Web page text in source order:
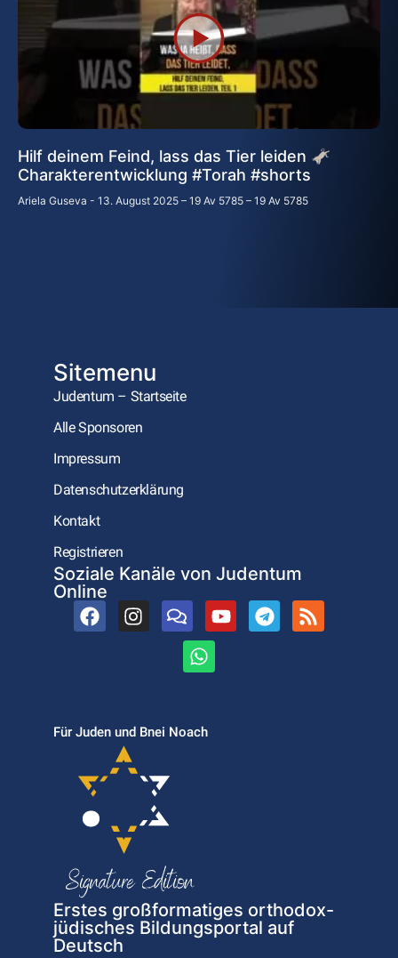
Hilf deinem Feind, lass das Tier leiden 🫏
Charakterentwicklung #Torah #shorts
Ariela Guseva 13. August 2025 – 19 Av 5785 – 19 Av 5785
Sitemenu
Judentum – Startseite
Alle Sponsoren
Impressum
Datenschutzerklärung
Kontakt
Registrieren
Soziale Kanäle von Judentum
Online
Für Juden und Bnei Noach
Erstes großformatiges orthodox-
jüdisches Bildungsportal auf
Deutsch